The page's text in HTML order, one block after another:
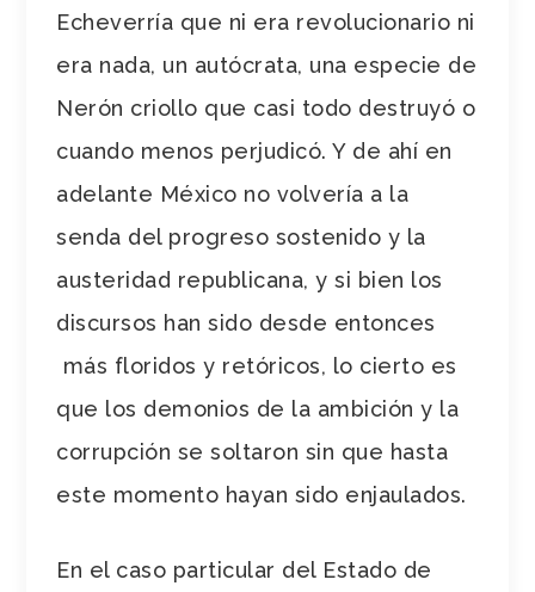
Echeverría que ni era revolucionario ni
era nada, un autócrata, una especie de
Nerón criollo que casi todo destruyó o
cuando menos perjudicó. Y de ahí en
adelante México no volvería a la
senda del progreso sostenido y la
austeridad republicana, y si bien los
discursos han sido desde entonces
más floridos y retóricos, lo cierto es
que los demonios de la ambición y la
corrupción se soltaron sin que hasta
este momento hayan sido enjaulados.
En el caso particular del Estado de